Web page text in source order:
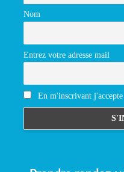
Nom
Entrez votre adresse mail
En m'inscrivant